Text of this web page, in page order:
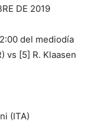
DE 2019
del mediodía
vs [5] R. Klaasen
(ITA)